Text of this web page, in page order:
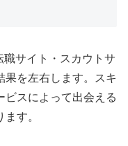
職サイト・スカウトサ
果を左右します。スキ
ビスによって出会える
す。